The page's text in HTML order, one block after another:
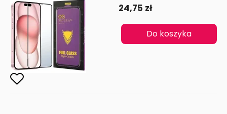
24,75 zł
Do koszyka